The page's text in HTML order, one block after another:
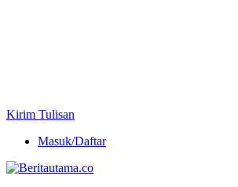
Kirim Tulisan
Masuk/Daftar